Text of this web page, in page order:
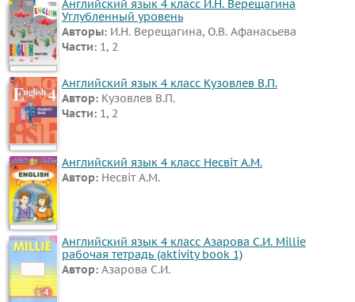
Английский язык 4 класс И.Н. Верещагина
Углубленный уровень
Авторы: И.Н. Верещагина, О.В. Афанасьева
Части: 1, 2
Английский язык 4 класс Кузовлев В.П.
Автор: Кузовлев В.П.
Части: 1, 2
Английский язык 4 класс Несвіт A.M.
Автор: Несвіт A.M.
Английский язык 4 класс Азарова С.И. Millie
рабочая тетрадь (aktivity book 1)
Автор: Азарова С.И.